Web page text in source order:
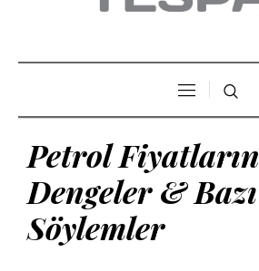
Petrol
Dengeler & Bazı
Söylemler